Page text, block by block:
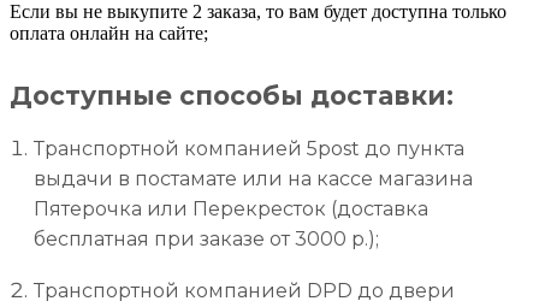
Если вы не выкупите 2 заказа, то вам будет доступна только
оплата онлайн на сайте;
Доступные способы доставки:
Транспортной компанией 5post до пункта
выдачи в постамате или на кассе магазина
Пятерочка или Перекресток (доставка
бесплатная при заказе от 3000 р.);
Транспортной компанией DPD до двери